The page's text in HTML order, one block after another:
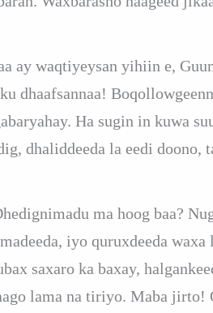
ay waqtiyeysan yihiin e,
dhaafsannaa!
Ha sugin in kuwa
dhaliddeeda la eedi
ma hoog baa?
iyo quruxdeeda waxa
saxaro ka baxay,
lama na tiriyo. Maba